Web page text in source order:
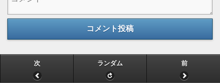
コメント投稿
次 ランダム 前